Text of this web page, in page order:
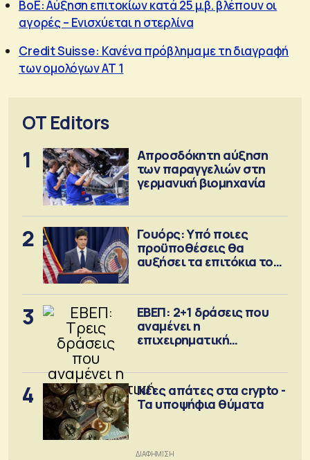
BoE: Αύξηση επιτοκίων κατά 25 μ.β. βλέπουν οι
αγορές – Ενισχύεται η στερλίνα
Credit Suisse: Κανένα πρόβλημα με τη διαγραφή
των ομολόγων ΑΤ 1
OT Editors
1
Απροσδόκητη αύξηση
των παραγγελιών στη
γερμανική βιομηχανία
2
Γουόρς: Υπό ποιες
προϋποθέσεις θα
αυξήσει τα επιτόκια τον
3
ΕΒΕΠ: 2+1 δράσεις που
αναμένει η
επιχειρηματική
4
Νέες απάτες στα crypto -
Τα υποψήφια θύματα